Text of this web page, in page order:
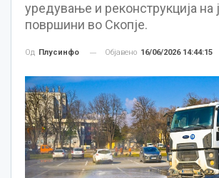
уредување и реконструкција на
површини во Скопје.
Од Плусинфо Објавено 16/06/2026 14:44:15